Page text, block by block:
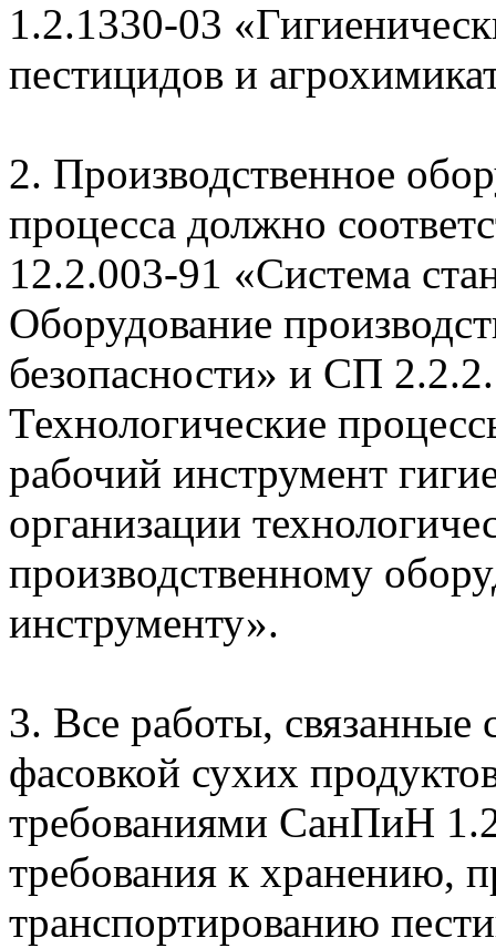
1.2.1330-03
пестицидов и
2. Производственное
процесса должно
12.2.003-91 «Система
Оборудование
безопасности» и СП
Технологические
рабочий инструмент
организации
производственному
инструменту».
3. Все работы, связанные
фасовкой сухих
требованиями СанПиН
требования к хранению,
транспортированию